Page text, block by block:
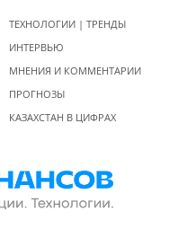
ТЕХНОЛОГИИ | ТРЕНДЫ
ИНТЕРВЬЮ
МНЕНИЯ И КОММЕНТАРИИ
ПРОГНОЗЫ
КАЗАХСТАН В ЦИФРАХ